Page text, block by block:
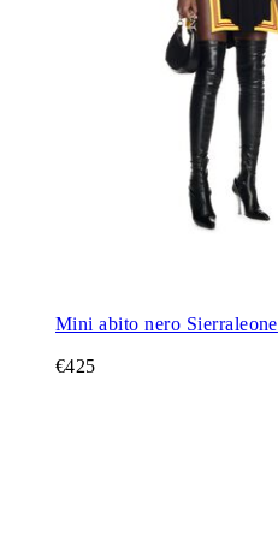
Mini abito nero Sierraleone
€425